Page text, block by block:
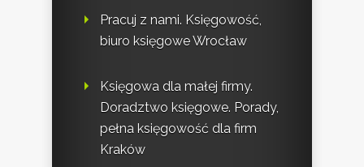
Pracuj z nami. Księgowość,
biuro księgowe Wrocław
Księgowa dla małej firmy.
Doradztwo księgowe. Porady,
pełna księgowość dla firm
Kraków